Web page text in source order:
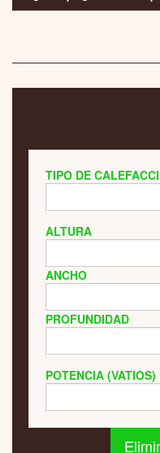
CARACTERÍSTICAS DEL
Características del